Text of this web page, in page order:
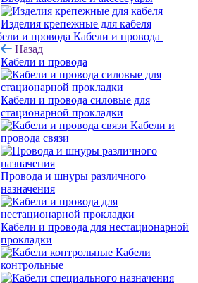
Изделия крепежные для кабеля
Кабели и провода
Назад
Кабели и провода
Кабели и провода силовые для
стационарной прокладки
Кабели и
провода связи
Провода и шнуры различного
назначения
Кабели и провода для нестационарной
прокладки
Кабели
контрольные